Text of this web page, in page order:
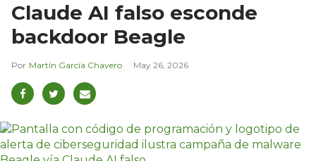
Claude AI falso esconde
backdoor Beagle
Martín García Chavero May 26, 2026